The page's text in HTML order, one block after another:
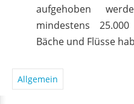
aufgehoben
mindestens
Bäche und Flüsse
Allgemein